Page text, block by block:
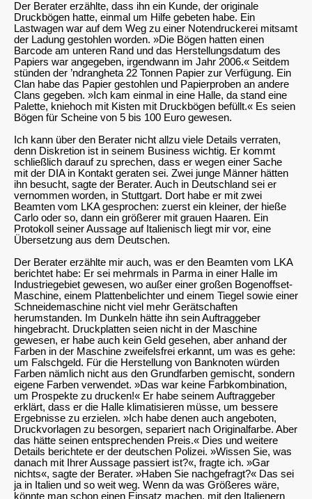
Der Berater erzählte, dass ihn ein Kunde, der originale
Druckbögen hatte, einmal um Hilfe gebeten habe. Ein
Lastwagen war auf dem Weg zu einer Notendruckerei mitsamt
der Ladung gestohlen worden. »Die Bögen hatten einen
Barcode am unteren Rand und das Herstellungsdatum des
Papiers war angegeben, irgendwann im Jahr 2006.« Seitdem
stünden der ’ndrangheta 22 Tonnen Papier zur Verfügung. Ein
Clan habe das Papier gestohlen und Papierproben an andere
Clans gegeben. »Ich kam einmal in eine Halle, da stand eine
Palette, kniehoch mit Kisten mit Druckbögen befüllt.« Es seien
Bögen für Scheine von 5 bis 100 Euro gewesen.
Ich kann über den Berater nicht allzu viele Details verraten,
denn Diskretion ist in seinem Business wichtig. Er kommt
schließlich darauf zu sprechen, dass er wegen einer Sache
mit der DIA in Kontakt geraten sei. Zwei junge Männer hätten
ihn besucht, sagte der Berater. Auch in Deutschland sei er
vernommen worden, in Stuttgart. Dort habe er mit zwei
Beamten vom LKA gesprochen: zuerst ein kleiner, der hieße
Carlo oder so, dann ein größerer mit grauen Haaren. Ein
Protokoll seiner Aussage auf Italienisch liegt mir vor, eine
Übersetzung aus dem Deutschen.
Der Berater erzählte mir auch, was er den Beamten vom LKA
berichtet habe: Er sei mehrmals in Parma in einer Halle im
Industriegebiet gewesen, wo außer einer großen Bogenoffset-
Maschine, einem Plattenbelichter und einem Tiegel sowie einer
Schneidemaschine nicht viel mehr Gerätschaften
herumstanden. Im Dunkeln hätte ihn sein Auftraggeber
hingebracht. Druckplatten seien nicht in der Maschine
gewesen, er habe auch kein Geld gesehen, aber anhand der
Farben in der Maschine zweifelsfrei erkannt, um was es gehe:
um Falschgeld. Für die Herstellung von Banknoten würden
Farben nämlich nicht aus den Grundfarben gemischt, sondern
eigene Farben verwendet. »Das war keine Farbkombination,
um Prospekte zu drucken!« Er habe seinem Auftraggeber
erklärt, dass er die Halle klimatisieren müsse, um bessere
Ergebnisse zu erzielen. »Ich habe denen auch angeboten,
Druckvorlagen zu besorgen, separiert nach Originalfarbe. Aber
das hätte seinen entsprechenden Preis.« Dies und weitere
Details berichtete er der deutschen Polizei. »Wissen Sie, was
danach mit Ihrer Aussage passiert ist?«, fragte ich. »Gar
nichts«, sagte der Berater. »Haben Sie nachgefragt?« Das sei
ja in Italien und so weit weg. Wenn da was Größeres wäre,
könnte man schon einen Einsatz machen, mit den Italienern